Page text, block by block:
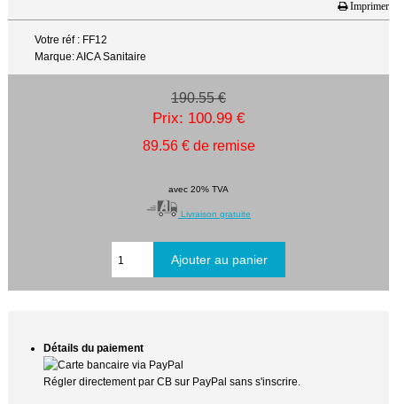
Imprimer
Votre réf : FF12
Marque: AICA Sanitaire
190.55 €
Prix: 100.99 €
89.56 € de remise
avec 20% TVA
Livraison gratuite
Détails du paiement
Régler directement par CB sur PayPal sans s'inscrire.